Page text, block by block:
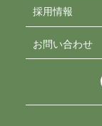
採用情報
お問い合わせ